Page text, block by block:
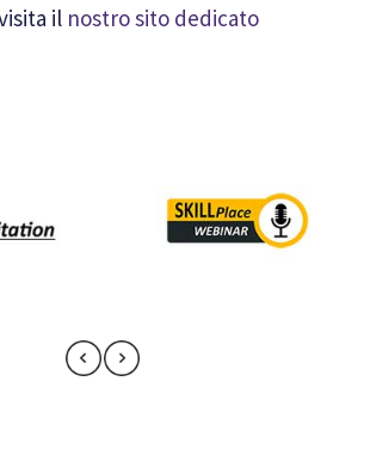
il nostro sito dedicato